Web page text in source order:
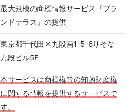
最大規模の商標情報サービス『ブラ
ンドテラス』の提供
東京都千代田区九段南1-5-6りそな
九段ビル5F
本サービスは商標権等の知的財産権
に関する情報を提供するサービスで
す。